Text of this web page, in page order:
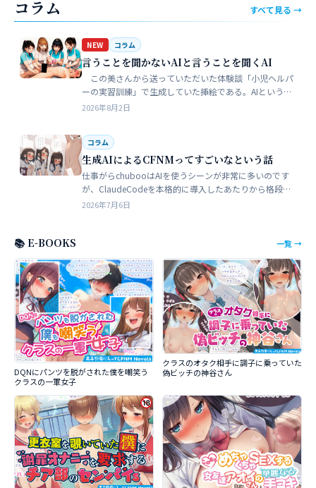
コラム すべて見る →
NEW コラム
言うことを聞かないAIと言うことを聞くAI
この美さんから送っていただいた体験談「小児ヘルパ
ーの実習訓練」で生成していた挿絵である。AIというの
は、どうしても細部が苦手でトークンを積まずにやれる
2026年8月2日
コラム
生成AIによるCFNMってすごいなという話
仕事がらchubooはAIを使うシーンが非常に多いのです
が、ClaudeCodeを本格的に導入したあたりから格段に
やれることが多くなった。昔からときどき思うことがあ
2026年7月6日
📚 E-BOOKS 一覧 →
DQNにパンツを脱がされた僕を嘲笑う
クラスの一軍女子
クラスのオタク相手に調子に乗っていた
偽ビッチの神谷さん